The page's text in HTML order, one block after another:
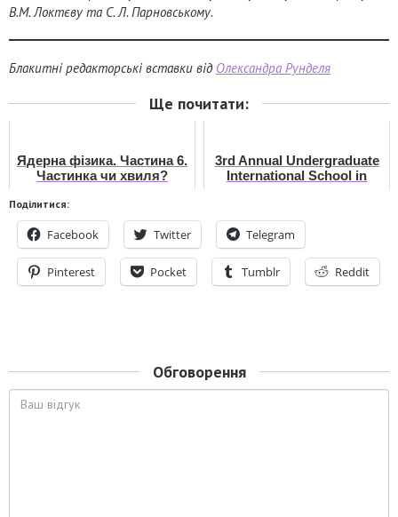
В.М. Локтєву та С. Л. Парновському.
Блакитні редакторські вставки від Олександра Рунделя
Ще почитати:
Ядерна фізика. Частина 6.
Частинка чи хвиля?
3rd Annual Undergraduate
International School in
Поділитися:
Facebook Twitter Telegram
Pinterest Pocket Tumblr Reddit
Обговорення